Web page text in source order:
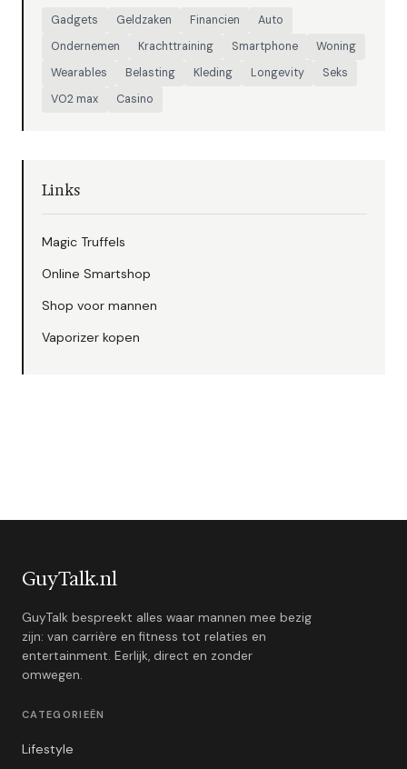
Gadgets Geldzaken Financien
Auto
Ondernemen
Krachttraining Smartphone
Woning
Wearables
Belasting Kleding Longevity
Seks
VO2 max
Casino
Links
Magic Truffels
Online Smartshop
Shop voor mannen
Vaporizer kopen
GuyTalk.nl
GuyTalk bespreekt alles waar mannen mee bezig
zijn: van carrière en fitness tot relaties en
entertainment. Eerlijk, direct en zonder
omwegen.
CATEGORIEËN
Lifestyle